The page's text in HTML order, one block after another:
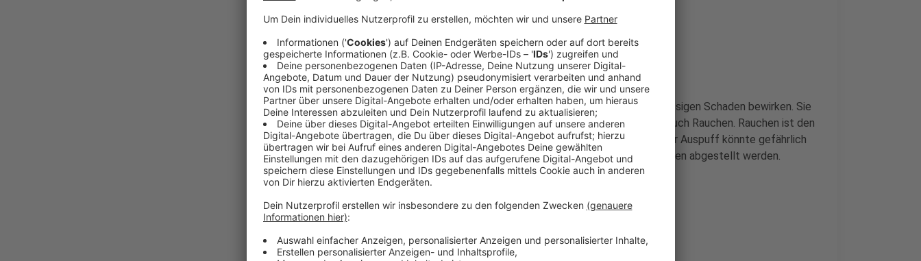
Kein Rauchen und Grillen in Wald und Park
Anzeige
Die Experten appellieren: Schon eine kleine Ursache kann einen riesigen Schaden bewirken. Sie
warnen vor offenem Feuer in der Natur - dazu zählen Grillen und auch Rauchen. Rauchen ist den
Wäldern sowieso noch bis Ende Oktober verboten. Auch ein heißer Auspuff könnte gefährlich
werden. Kraftfahrzeuge dürfen deshalb nur auf befestigten Flächen abgestellt werden.
Anzeige
Wald wirkt wie eine Klimaanlage
Anzeige